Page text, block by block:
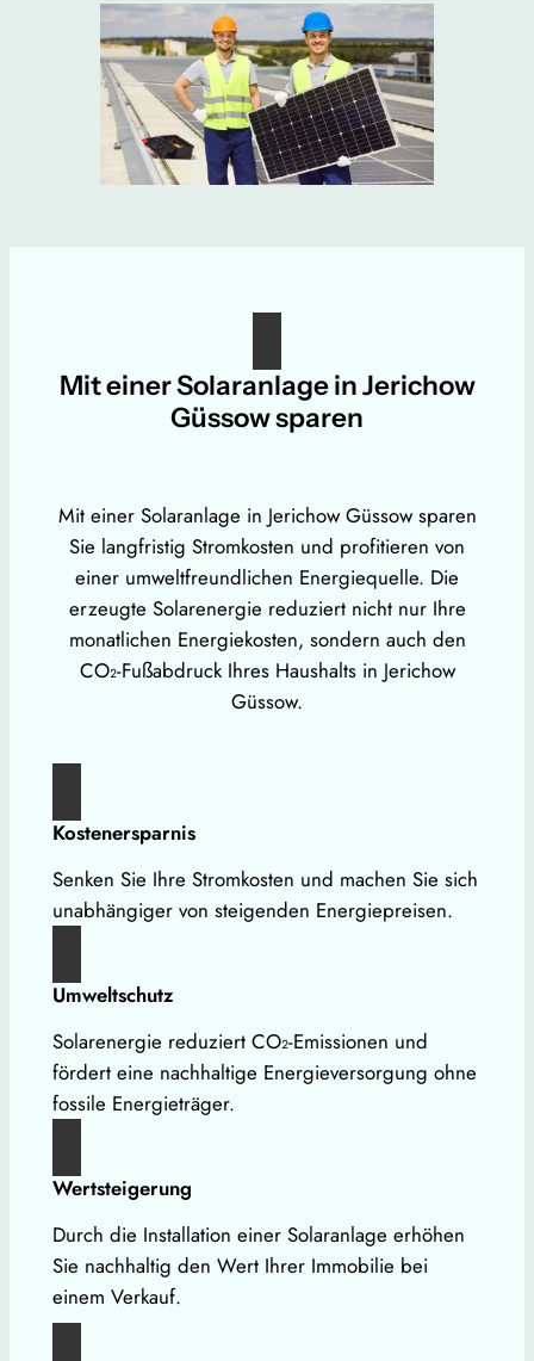
Mit einer Solaranlage in Jerichow
Güssow sparen
Mit einer Solaranlage in Jerichow Güssow sparen
Sie langfristig Stromkosten und profitieren von
einer umweltfreundlichen Energiequelle. Die
erzeugte Solarenergie reduziert nicht nur Ihre
monatlichen Energiekosten, sondern auch den
CO₂-Fußabdruck Ihres Haushalts in Jerichow
Güssow.
Kostenersparnis
Senken Sie Ihre Stromkosten und machen Sie sich
unabhängiger von steigenden Energiepreisen.
Umweltschutz
Solarenergie reduziert CO₂-Emissionen und
fördert eine nachhaltige Energieversorgung ohne
fossile Energieträger.
Wertsteigerung
Durch die Installation einer Solaranlage erhöhen
Sie nachhaltig den Wert Ihrer Immobilie bei
einem Verkauf.